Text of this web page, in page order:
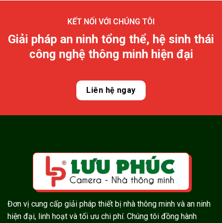
KẾT NỐI VỚI CHÚNG TÔI
Giải pháp an ninh tổng thể, hệ sinh thái
công nghệ thông minh hiện đại
Liên hệ ngay
Đơn vị cung cấp giải pháp thiết bị nhà thông minh và an ninh
hiện đại, linh hoạt và tối ưu chi phí. Chúng tôi đồng hành